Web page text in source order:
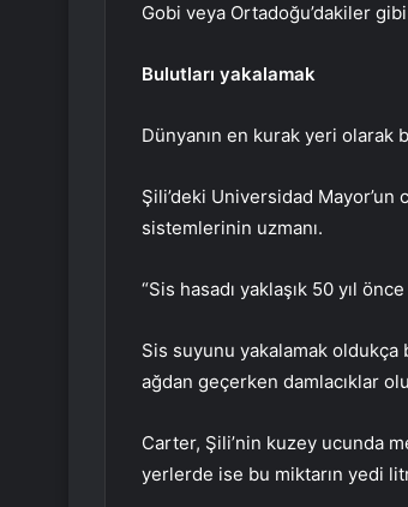
Gobi veya Ortadoğu’dakiler
Bulutları yakalamak
Dünyanın en kurak yeri olarak
Şili’deki Universidad
sistemlerinin uzmanı.
“Sis hasadı yaklaşık 50 yıl
Sis suyunu yakalamak oldukça
ağdan geçerken damlacıklar
Carter, Şili’nin kuzey ucunda
yerlerde ise bu miktarın yedi